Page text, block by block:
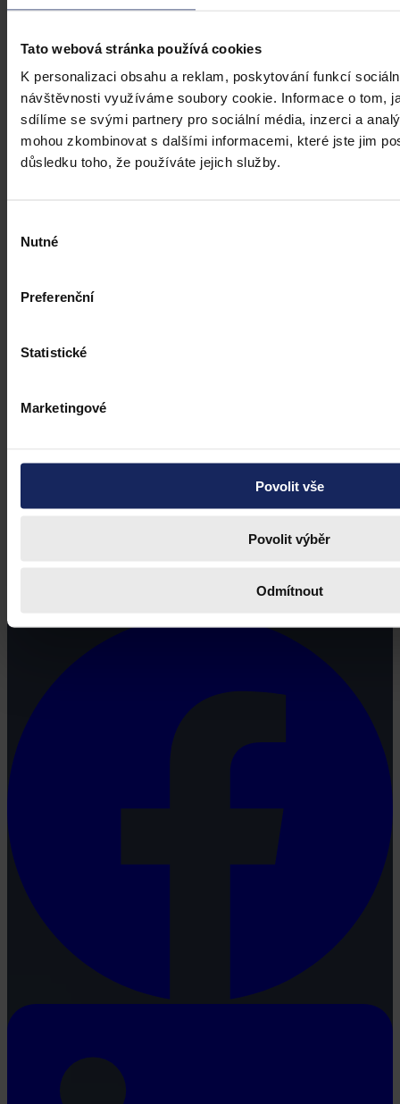
Tato webová stránka používá cookies
K personalizaci obsahu a reklam, poskytování funkcí
návštěvnosti využíváme soubory cookie. Informace o tom,
sdílíme se svými partnery pro sociální média, inzerci a
mohou zkombinovat s dalšími informacemi, které jste jim
důsledku toho, že používáte jejich služby.
souhlasu
Nutné
Preferenční
Statistické
Marketingové
Povolit vše
Povolit výběr
Odmítnout
předpisů. Ve Sbírce zákonů a mezinárodních smluv byla
publikována pod č. 119/2026 Sb.
Mgr. Martin Glogar • 30. července 2026, 07:27